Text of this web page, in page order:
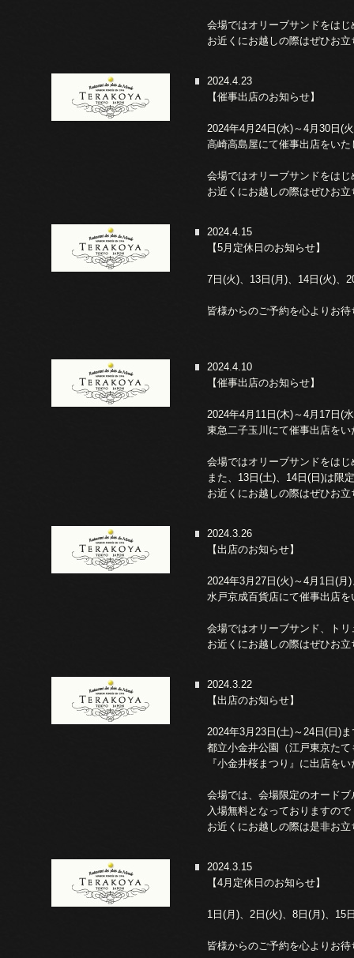
会場ではオリーブサンドをは
お近くにお越しの際はぜひお
2024.4.23
【催事出店のお知らせ】
2024年4月24日(水)～4月30日(
高崎高島屋にて催事出店をいた
会場ではオリーブサンドをは
お近くにお越しの際はぜひお
2024.4.15
【5月定休日のお知らせ】
7日(火)、13日(月)、14日(火)、
皆様からのご予約を心よりお
2024.4.10
【催事出店のお知らせ】
2024年4月11日(木)～4月17日(
東急二子玉川にて催事出店をい
会場ではオリーブサンドをは
また、13日(土)、14日(日)は限
お近くにお越しの際はぜひお
2024.3.26
【出店のお知らせ】
2024年3月27日(火)～4月1日(月
水戸京成百貨店にて催事出店を
会場ではオリーブサンド、ト
お近くにお越しの際はぜひお
2024.3.22
【出店のお知らせ】
2024年3月23日(土)～24日(日)ま
都立小金井公園（江戸東京た
『小金井桜まつり』に出店を
会場では、会場限定のオード
入場無料となっておりますので
お近くにお越しの際は是非お
2024.3.15
【4月定休日のお知らせ】
1日(月)、2日(火)、8日(月)、15
皆様からのご予約を心よりお